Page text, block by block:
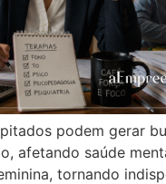
podem gerar
afetando saúde
tornando